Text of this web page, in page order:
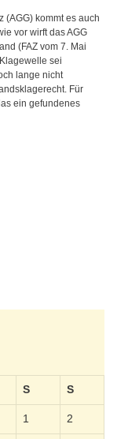
(AGG) kommt es auch
vor wirft das AGG
(FAZ vom 7. Mai
sei
lange nicht
Für
ein gefundenes
S S
1 2